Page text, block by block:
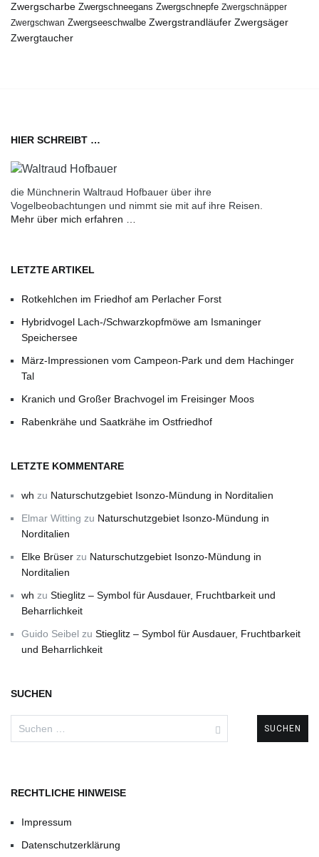
Zwergscharbe Zwergschneegans Zwergschnepfe Zwergschnäpper
Zwergschwan Zwergseeschwalbe Zwergstrandläufer Zwergsäger
Zwergtaucher
HIER SCHREIBT …
die Münchnerin Waltraud Hofbauer über ihre
Vogelbeobachtungen und nimmt sie mit auf ihre Reisen.
Mehr über mich erfahren …
LETZTE ARTIKEL
Rotkehlchen im Friedhof am Perlacher Forst
Hybridvogel Lach-/Schwarzkopfmöwe am Ismaninger
Speichersee
März-Impressionen vom Campeon-Park und dem Hachinger
Tal
Kranich und Großer Brachvogel im Freisinger Moos
Rabenkrähe und Saatkrähe im Ostfriedhof
LETZTE KOMMENTARE
wh zu Naturschutzgebiet Isonzo-Mündung in Norditalien
Elmar Witting zu Naturschutzgebiet Isonzo-Mündung in
Norditalien
Elke Brüser zu Naturschutzgebiet Isonzo-Mündung in
Norditalien
wh zu Stieglitz – Symbol für Ausdauer, Fruchtbarkeit und
Beharrlichkeit
Guido Seibel zu Stieglitz – Symbol für Ausdauer, Fruchtbarkeit
und Beharrlichkeit
SUCHEN
RECHTLICHE HINWEISE
Impressum
Datenschutzerklärung